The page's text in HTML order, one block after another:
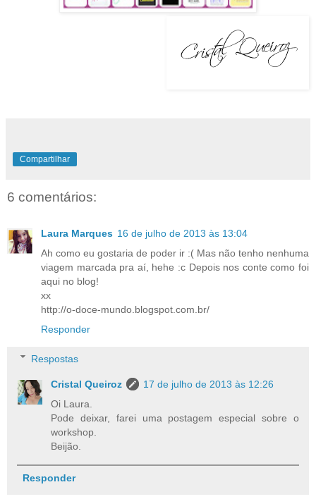
Compartilhar
6 comentários:
Laura Marques 16 de julho de 2013 às 13:04
Ah como eu gostaria de poder ir :( Mas não tenho nenhuma
viagem marcada pra aí, hehe :c Depois nos conte como foi
aqui no blog!
xx
http://o-doce-mundo.blogspot.com.br/
Responder
Respostas
Cristal Queiroz
17 de julho de 2013 às 12:26
Oi Laura.
Pode deixar, farei uma postagem especial sobre o
workshop.
Beijão.
Responder